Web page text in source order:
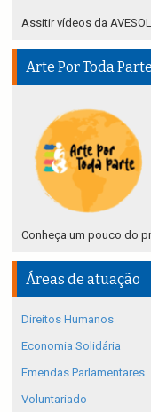
Assitir vídeos da
Arte Por Toda Parte
Conheça um pouco do
Áreas de atuação
Direitos Humanos
Economia Solidária
Emendas Parlamentares
Voluntariado